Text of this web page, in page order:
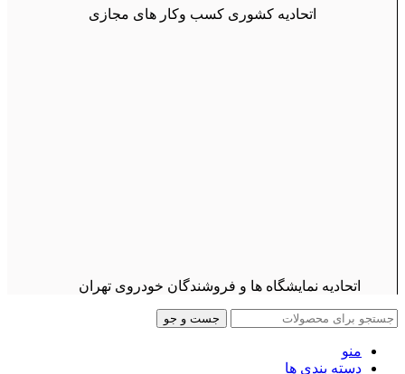
اتحادیه کشوری کسب وکار های مجازی
اتحادیه نمایشگاه ها و فروشندگان خودروی تهران
جست و جو
منو
دسته بندی ها